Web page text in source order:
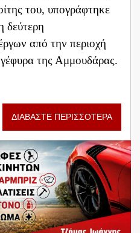
του, υπογράφτηκε
δεύτερη
από την περιοχή
της Αμμουδάρας.
ΔΙΑΒΑΣΤΕ ΠΕΡΙΣΣΟΤΕΡΑ